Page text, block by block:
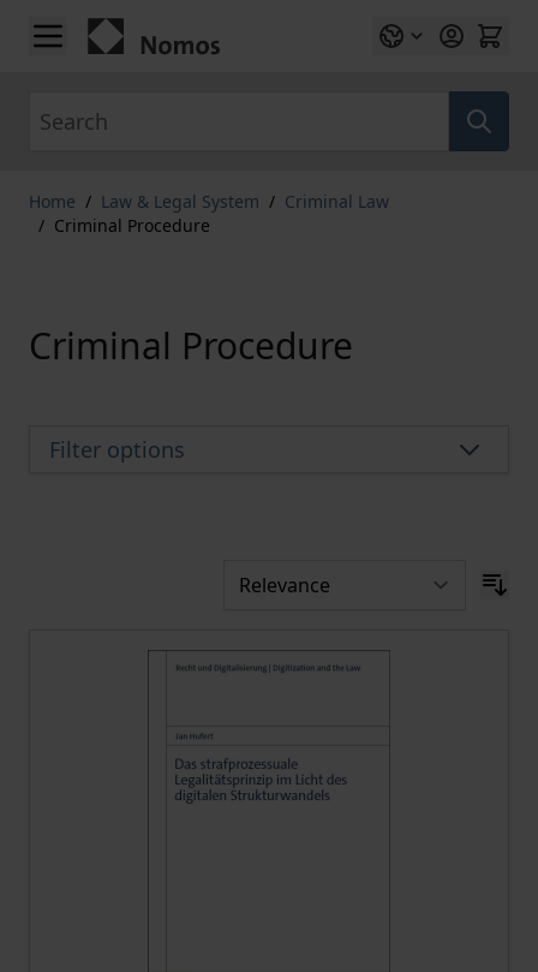
Skip to Content
Home / Law & Legal System / Criminal Law
/ Criminal Procedure
Criminal Procedure
Filter options